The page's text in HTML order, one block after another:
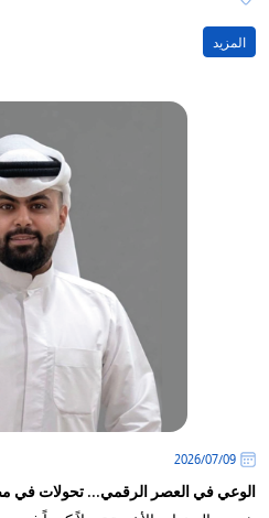
المزيد
09‏/07‏/2026
الوعي في العصر الرقمي... تحولات في